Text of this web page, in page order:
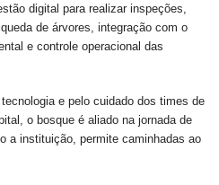
digital para realizar inspeções,
de árvores, integração com o
e controle operacional das
e pelo cuidado dos times de
o bosque é aliado na jornada de
a instituição, permite caminhadas ao